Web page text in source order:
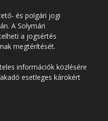
és polgári jogi
A Solymári
a jogsértés
megtérítését.
információk közlésére
esetleges károkért